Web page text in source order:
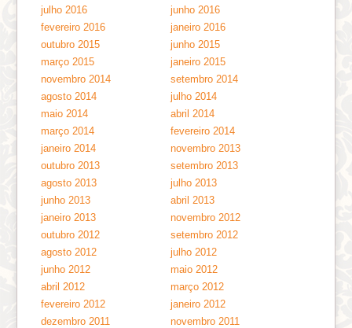
julho 2016
junho 2016
fevereiro 2016
janeiro 2016
outubro 2015
junho 2015
março 2015
janeiro 2015
novembro 2014
setembro 2014
agosto 2014
julho 2014
maio 2014
abril 2014
março 2014
fevereiro 2014
janeiro 2014
novembro 2013
outubro 2013
setembro 2013
agosto 2013
julho 2013
junho 2013
abril 2013
janeiro 2013
novembro 2012
outubro 2012
setembro 2012
agosto 2012
julho 2012
junho 2012
maio 2012
abril 2012
março 2012
fevereiro 2012
janeiro 2012
dezembro 2011
novembro 2011